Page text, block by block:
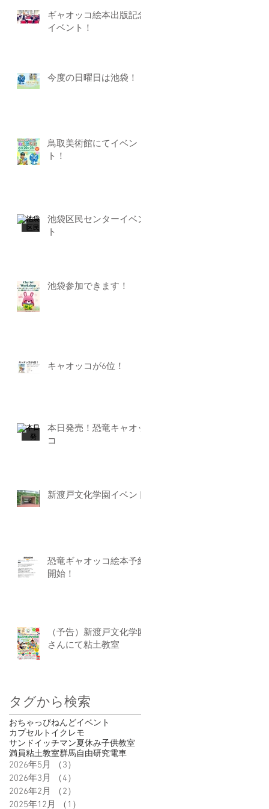
ギャオッコ絵本出版記念
イベント！
今度の日曜日は池袋！
鳥取美術館にてイベン
ト！
池袋区民センターイベン
ト
池袋参加できます！
キャオッコが6位！
本日発売！恐竜キャオッ
コ
新渡戸文化学園イベント
恐竜ギャオッコ絵本予約
開始！
（予告）新渡戸文化学園
さんにて粘土教室
タグから検索
2026年5月 （3）
2026年3月
（4）
2026年2月
（2）
2025年12月
（1）
おちゃっぴねんどイベント
カプセルトイクレモ
サンドイッチマン夏休み子供教室
満員粘土教室群馬自由研究電車